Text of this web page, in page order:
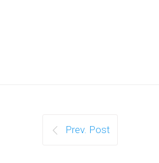
Prev. Post